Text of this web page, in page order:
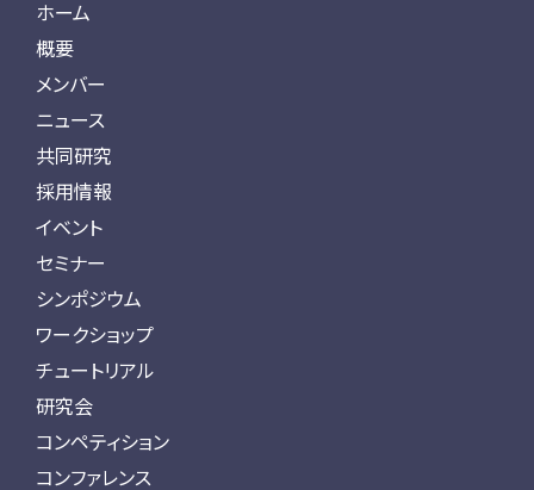
ホーム
概要
メンバー
ニュース
共同研究
採用情報
イベント
セミナー
シンポジウム
ワークショップ
チュートリアル
研究会
コンペティション
コンファレンス